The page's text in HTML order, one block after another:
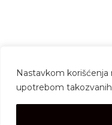
Nastavkom korišćenja
upotrebom takozvanih